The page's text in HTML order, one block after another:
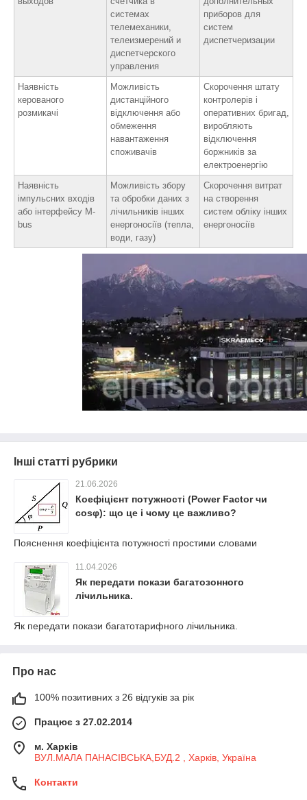
системах
телемеханики,
телеизмерений и
диспетчерского
управления
приборов для
систем
диспетчеризации
Наявність
керованого
розмикачі
Можливість
дистанційного
відключення або
обмеження
навантаження
споживачів
Скорочення штату
контролерів і
оперативних бригад,
виробляють
відключення
боржників за
електроенергію
Наявність
імпульсних входів
або інтерфейсу M-
bus
Можливість збору
та обробки даних з
лічильників інших
енергоносіїв (тепла,
води, газу)
Скорочення витрат
на створення
систем обліку інших
енергоносіїв
Інші статті рубрики
21.06.2026
Коефіцієнт потужності (Power Factor чи
cosφ): що це і чому це важливо?
Пояснення коефіцієнта потужності простими словами
11.04.2026
Як передати покази багатозонного
лічильника.
Як передати покази багатотарифного лічильника.
Про нас
100% позитивних з 26 відгуків за рік
Працює з 27.02.2014
м. Харків
ВУЛ.МАЛА ПАНАСІВСЬКА,БУД.2 , Харків, Україна
Контакти